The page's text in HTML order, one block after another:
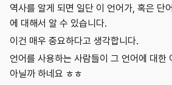
역사를 알게 되면 일단 이 언어가, 혹은 단
에 대해서 알 수 있습니다.
이건 매우 중요하다고 생각합니다.
언어를 사용하는 사람들이 그 언어에 대한
아닐까 하네요 ㅎㅎ